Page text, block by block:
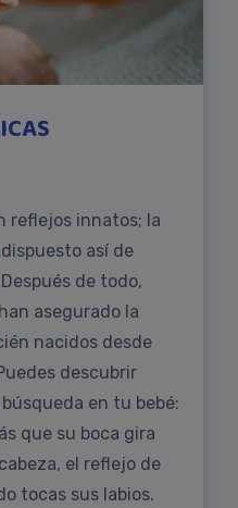
reflejos innatos; la
así de
de todo,
asegurado la
nacidos desde
descubrir
en tu bebé:
que su boca gira
el reflejo de
tocas sus labios.